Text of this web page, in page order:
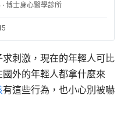
· 博士身心醫學診所
刺激，現在的年輕人可比
外的年輕人都拿什麼來
有這些行為，也小心別被嚇